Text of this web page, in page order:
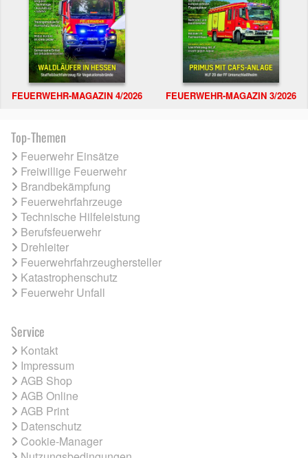
FEUERWEHR-MAGAZIN 4/2026 FEUERWEHR-MAGAZIN 3/2026
Top-Themen
Feuerwehr Einsätze
Freiwillige Feuerwehr
Brandbekämpfung
Feuerwehrfahrzeuge
Technische Hilfeleistung
Berufsfeuerwehr
Drehleiter
Feuerwehrfahrzeughersteller
Katastrophenschutz
Feuerwehr Unfall
Service
Kontakt
Impressum
AGB Shop
AGB Online
AGB Print
Datenschutz
Cookie-Manager